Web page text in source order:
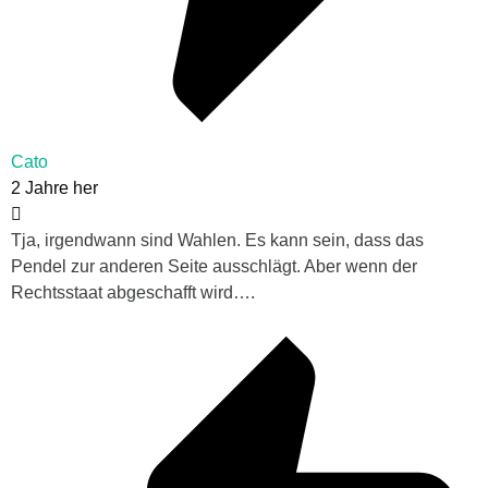
Cato
2 Jahre her
Tja, irgendwann sind Wahlen. Es kann sein, dass das
Pendel zur anderen Seite ausschlägt. Aber wenn der
Rechtsstaat abgeschafft wird….